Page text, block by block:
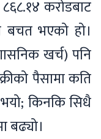
करोडबाट
बचत भएको हो।
खर्च) पनि
पैसामा कति
भयो; किनकि सिधै
बढ्यो।